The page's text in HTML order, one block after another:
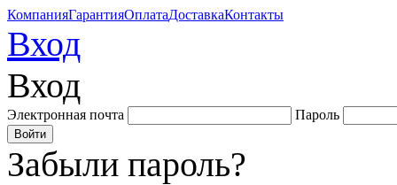
КомпанияГарантияОплатаДоставкаКонтакты
Вход
Вход
Электронная почта Пароль
Забыли пароль?